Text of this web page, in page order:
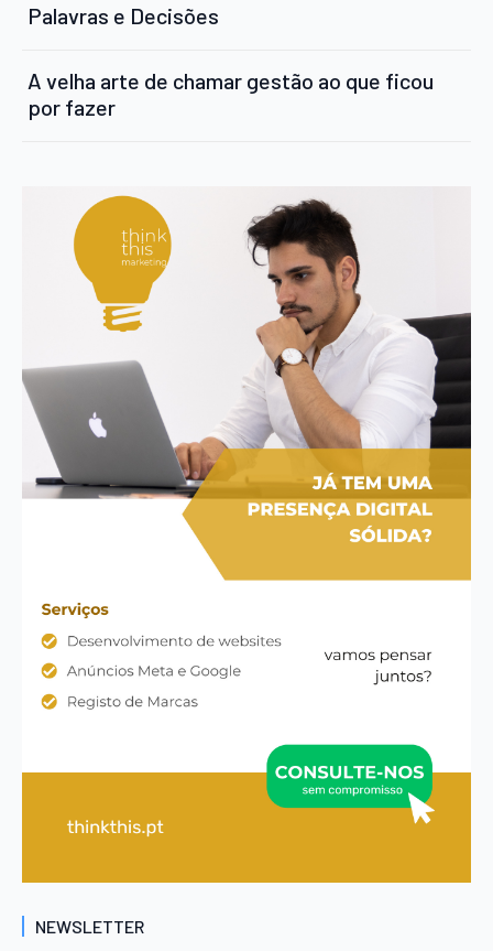
Palavras e Decisões
A velha arte de chamar gestão ao que ficou
por fazer
NEWSLETTER